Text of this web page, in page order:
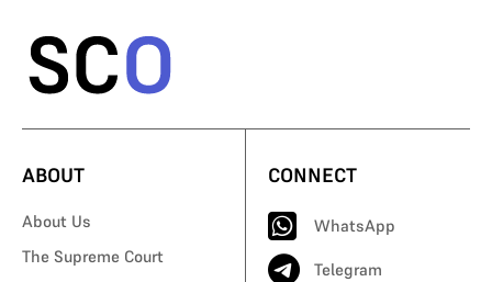
ABOUT
About Us
The Supreme Court
CONNECT
WhatsApp
Telegram